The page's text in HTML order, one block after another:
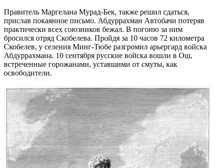
Правитель Маргелана Мурад-Бек, также решил сдаться,
прислав покаянное письмо. Абдуррахман Автобачи потеряв
практически всех союзников бежал. В погоню за ним
бросился отряд Скобелева. Пройдя за 10 часов 72 километра
Скобелев, у селения Минг-Тюбе разгромил арьергард войска
Абдуррахмана. 10 сентября русские войска вошли в Ош,
встреченные горожанами, уставшими от смуты, как
освободители.